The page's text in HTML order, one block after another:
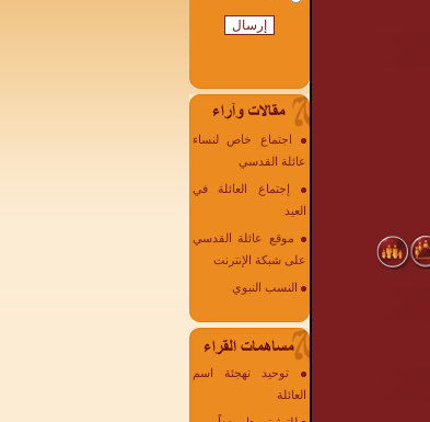
اجتماع خاص لنساء
عائلة القدسي
إجتماع العائلة في
العيد
موقع عائلة القدسي
على شبكة الإنترنت
النسب النبوي
توحيد تهجئة اسم
العائلة